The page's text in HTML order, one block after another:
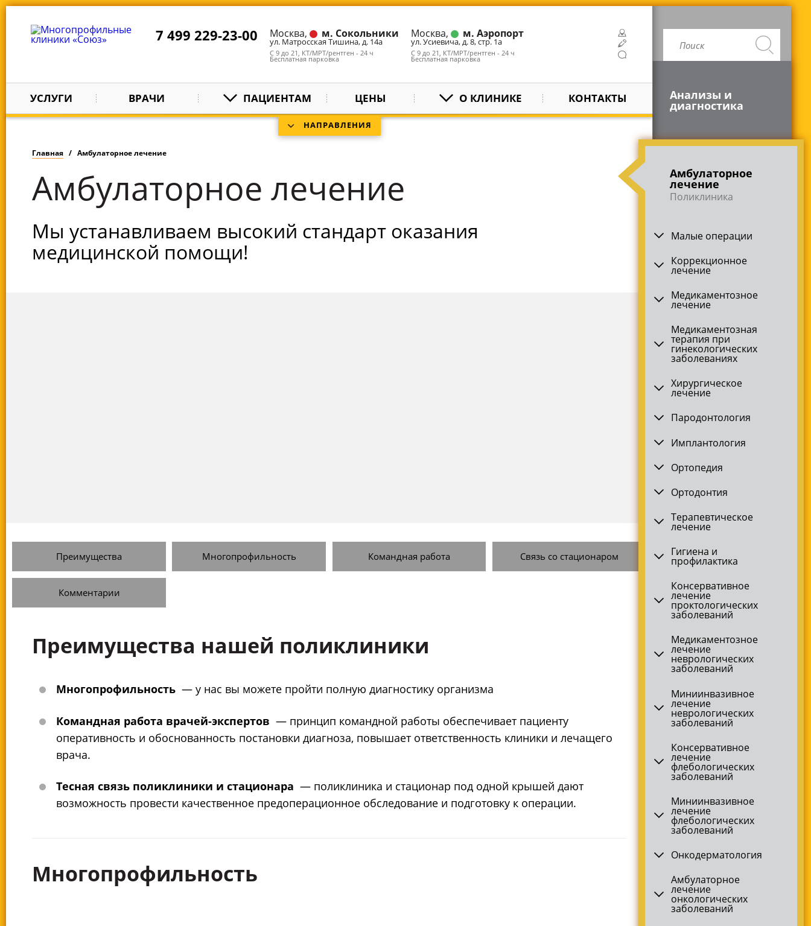
7 499 229-23-00 Москва, м. Сокольники
ул. Матросская Тишина, д. 14а
С 9 до 21, КТ/МРТ/рентген - 24 ч
Бесплатная парковка
Москва, м. Аэропорт
ул. Усиевича, д. 8, стр. 1а
С 9 до 21, КТ/МРТ/рентген - 24 ч
Бесплатная парковка
УСЛУГИ ВРАЧИ ПАЦИЕНТАМ ЦЕНЫ О КЛИНИКЕ КОНТАКТЫ
НАПРАВЛЕНИЯ
Главная Амбулаторное лечение
Амбулаторное лечение
Мы устанавливаем высокий стандарт оказания
медицинской помощи!
Преимущества Многопрофильность Командная работа Связь со стационаром
Комментарии
Преимущества нашей поликлиники
Многопрофильность— у нас вы можете пройти полную диагностику организма
Командная работа врачей-экспертов — принцип командной работы обеспечивает пациенту
оперативность и обоснованность постановки диагноза, повышает ответственность клиники и лечащего
врача.
Тесная связь поликлиники и стационара — поликлиника и стационар под одной крышей дают
возможность провести качественное предоперационное обследование и подготовку к операции.
Многопрофильность
Анализы и
диагностика
Амбулаторное
лечение
Поликлиника
Малые операции
Коррекционное
лечение
Медикаментозное
лечение
Медикаментозная
терапия при
гинекологических
заболеваниях
Хирургическое
лечение
Пародонтология
Имплантология
Ортопедия
Ортодонтия
Терапевтическое
лечение
Гигиена и
профилактика
Консервативное
лечение
проктологических
заболеваний
Медикаментозное
лечение
неврологических
заболеваний
Миниинвазивное
лечение
неврологических
заболеваний
Консервативное
лечение
флебологических
заболеваний
Миниинвазивное
лечение
флебологических
заболеваний
Онкодерматология
Амбулаторное
лечение
онкологических
заболеваний